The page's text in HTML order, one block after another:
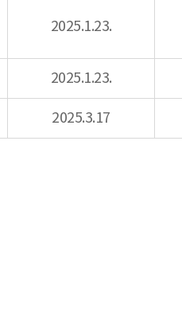
2025.1.23.
2025.1.23.
2025.3.17